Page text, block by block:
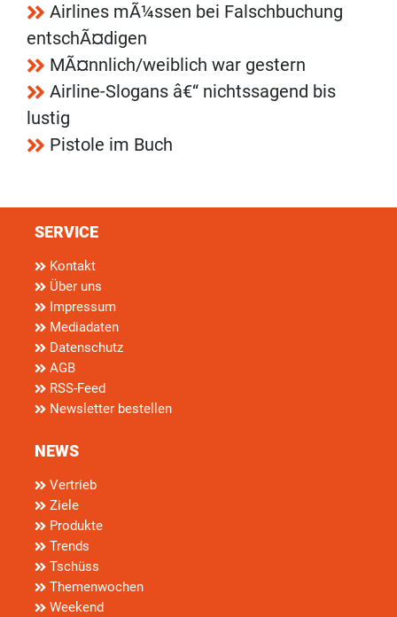
Airlines mÃ¼ssen bei Falschbuchung
entschÃ¤digen
MÃ¤nnlich/weiblich war gestern
Airline-Slogans â€“ nichtssagend bis
lustig
Pistole im Buch
SERVICE
Kontakt
Über uns
Impressum
Mediadaten
Datenschutz
AGB
RSS-Feed
Newsletter bestellen
NEWS
Vertrieb
Ziele
Produkte
Trends
Tschüss
Themenwochen
Weekend